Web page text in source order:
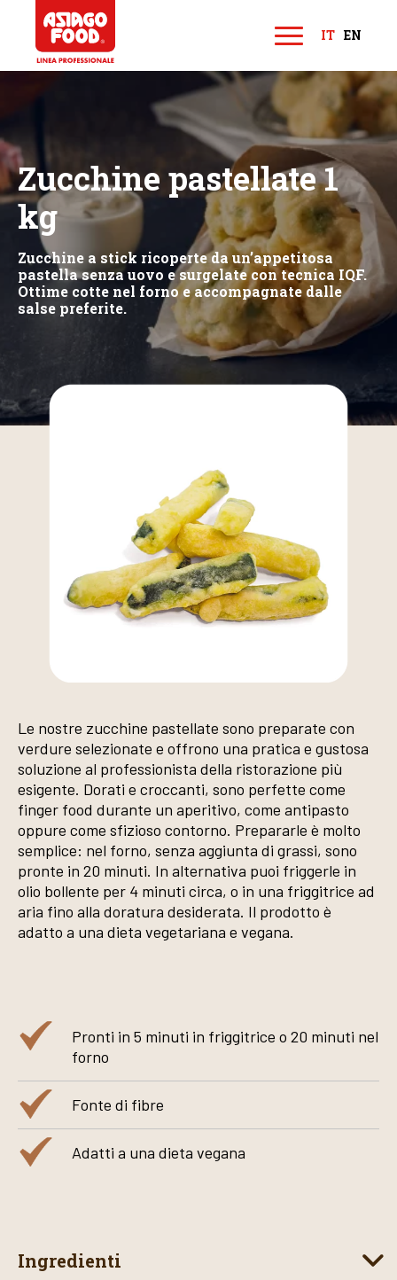
M
n
IT EN
Zucchine pastellate 1
kg
Zucchine a stick ricoperte da un’appetitosa
pastella senza uovo e surgelate con tecnica IQF.
Ottime cotte nel forno e accompagnate dalle
salse preferite.
Le nostre zucchine pastellate sono preparate con
verdure selezionate e offrono una pratica e gustosa
soluzione al professionista della ristorazione più
esigente. Dorati e croccanti, sono perfette come
finger food durante un aperitivo, come antipasto
oppure come sfizioso contorno. Prepararle è molto
semplice: nel forno, senza aggiunta di grassi, sono
pronte in 20 minuti. In alternativa puoi friggerle in
olio bollente per 4 minuti circa, o in una friggitrice ad
aria fino alla doratura desiderata. Il prodotto è
adatto a una dieta vegetariana e vegana.
Pronti in 5 minuti in friggitrice o 20 minuti nel
forno
Fonte di fibre
Adatti a una dieta vegana
Ingredienti